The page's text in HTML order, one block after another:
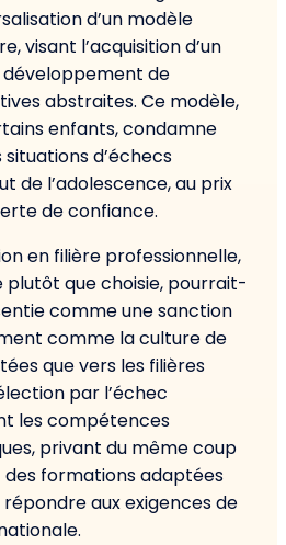
d’un modèle
visant l’acquisition d’un
de
abstraites. Ce modèle,
enfants, condamne
d’échecs
de l’adolescence, au prix
de confiance.
en filière professionnelle,
plutôt que choisie, pourrait-
comme une sanction
comme la culture de
que vers les filières
par l’échec
les compétences
privant du même coup
formations adaptées
aux exigences de